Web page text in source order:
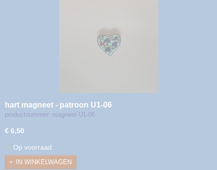
hart magneet - patroon U1-06
productnummer: magneet-U1-06
€ 6,50
✓ Op voorraad
IN WINKELWAGEN